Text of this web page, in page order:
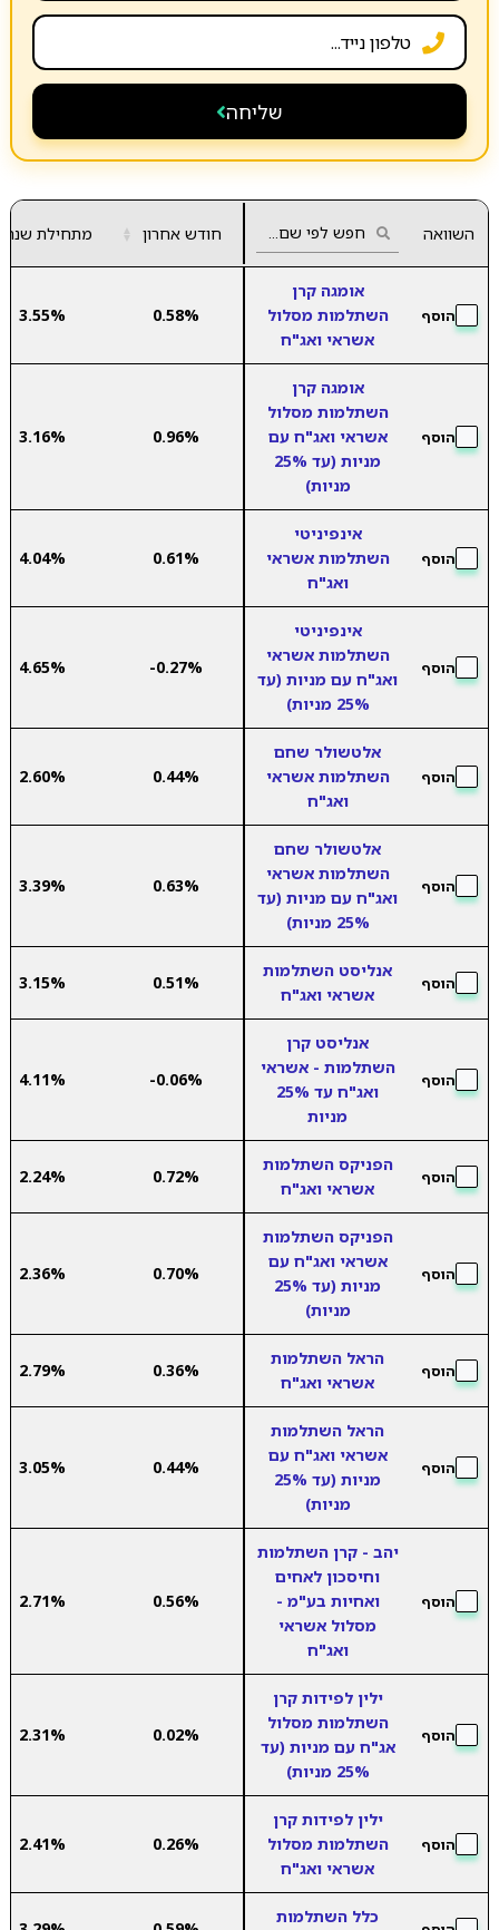
שליחה
השוואה חודש אחרון ▲
▼ מתחילת שנה
הוסף
אומגה קרן
השתלמות מסלול
אשראי ואג"ח
0.58%
3.55%
הוסף
אומגה קרן
השתלמות מסלול
אשראי ואג"ח עם
מניות (עד 25%
מניות)
0.96%
3.16%
הוסף
אינפיניטי
השתלמות אשראי
ואג"ח
0.61%
4.04%
הוסף
אינפיניטי
השתלמות אשראי
ואג"ח עם מניות (עד
25% מניות)
-0.27%
4.65%
הוסף
אלטשולר שחם
השתלמות אשראי
ואג"ח
0.44%
2.60%
הוסף
אלטשולר שחם
השתלמות אשראי
ואג"ח עם מניות (עד
25% מניות)
0.63%
3.39%
הוסף
אנליסט השתלמות
אשראי ואג"ח
0.51%
3.15%
הוסף
אנליסט קרן
השתלמות - אשראי
ואג"ח עד 25%
מניות
-0.06%
4.11%
הוסף
הפניקס השתלמות
אשראי ואג"ח
0.72%
2.24%
הוסף
הפניקס השתלמות
אשראי ואג"ח עם
מניות (עד 25%
מניות)
0.70%
2.36%
הוסף
הראל השתלמות
אשראי ואג"ח
0.36%
2.79%
הוסף
הראל השתלמות
אשראי ואג"ח עם
מניות (עד 25%
מניות)
0.44%
3.05%
הוסף
יהב - קרן השתלמות
וחיסכון לאחים
ואחיות בע"מ -
מסלול אשראי
ואג"ח
0.56%
2.71%
הוסף
ילין לפידות קרן
השתלמות מסלול
אג"ח עם מניות (עד
25% מניות)
0.02%
2.31%
הוסף
ילין לפידות קרן
השתלמות מסלול
אשראי ואג"ח
0.26%
2.41%
כלל השתלמות